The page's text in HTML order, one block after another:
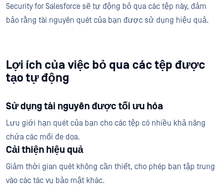
Security for Salesforce sẽ tự động bỏ qua các tệp này, đảm
bảo rằng tài nguyên quét của bạn được sử dụng hiệu quả.
Lợi ích của việc bỏ qua các tệp được
tạo tự động
Sử dụng tài nguyên được tối ưu hóa
Lưu giới hạn quét của bạn cho các tệp có nhiều khả năng
chứa các mối đe dọa.
Cải thiện hiệu quả
Giảm thời gian quét không cần thiết, cho phép bạn tập trung
vào các tác vụ bảo mật khác.